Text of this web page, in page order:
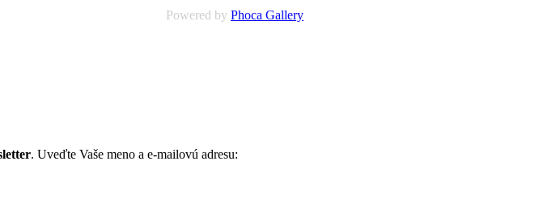
Powered by Phoca Gallery
. Uveďte Vaše meno a e-mailovú adresu: